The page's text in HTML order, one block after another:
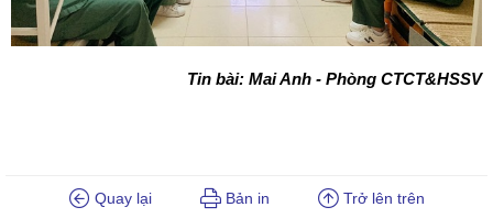
Tin bài: Mai Anh - Phòng CTCT&HSSV
Quay lại Bản in Trở lên trên